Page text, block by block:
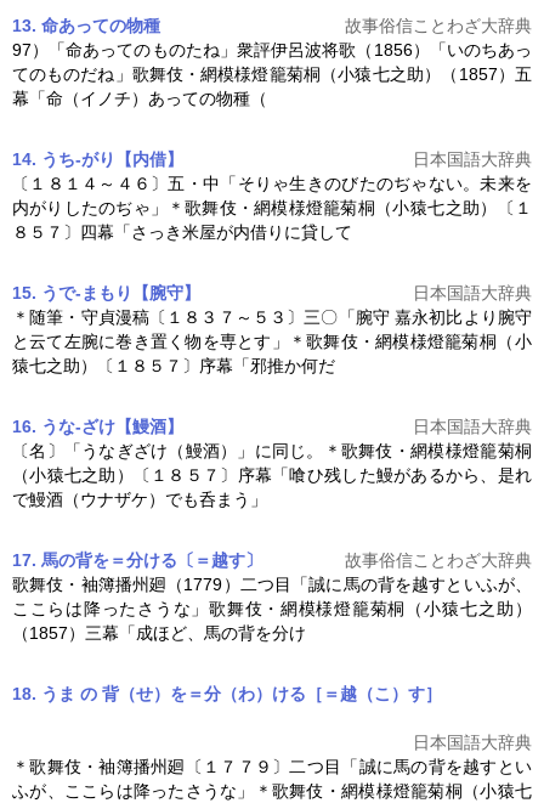
13. 命あっての物種
故事俗信ことわざ大辞典
97）「命あってのものたね」衆評伊呂波将歌（1856）「いのちあっ
てのものだね」歌舞伎・ 網模様燈籠菊桐 （小猿七之助）（1857）五
幕「命（イノチ）あっての物種（
14. うち‐がり【内借】
日本国語大辞典
〔１８１４～４６〕五・中「そりゃ生きのびたのぢゃない。未来を
内がりしたのぢゃ」＊歌舞伎・ 網模様燈籠菊桐 （小猿七之助）〔１
８５７〕四幕「さっき米屋が内借りに貸して
15. うで‐まもり【腕守】
日本国語大辞典
＊随筆・守貞漫稿〔１８３７～５３〕三〇「腕守 嘉永初比より腕守
と云て左腕に巻き置く物を専とす」＊歌舞伎・ 網模様燈籠菊桐 （小
猿七之助）〔１８５７〕序幕「邪推か何だ
16. うな‐ざけ【鰻酒】
日本国語大辞典
〔名〕「うなぎざけ（鰻酒）」に同じ。＊歌舞伎・ 網模様燈籠菊桐
（小猿七之助）〔１８５７〕序幕「喰ひ残した鰻があるから、是れ
で鰻酒（ウナザケ）でも呑まう」
17. 馬の背を＝分ける〔＝越す〕
故事俗信ことわざ大辞典
歌舞伎・袖簿播州廻（1779）二つ目「誠に馬の背を越すといふが、
ここらは降ったさうな」歌舞伎・ 網模様燈籠菊桐
（小猿七之助）
（1857）三幕「成ほど、馬の背を分け
18. うま の 背（せ）を＝分（わ）ける［＝越（こ）す］
日本国語大辞典
＊歌舞伎・袖簿播州廻〔１７７９〕二つ目「誠に馬の背を越すとい
ふが、ここらは降ったさうな」＊歌舞伎・ 網模様燈籠菊桐 （小猿七